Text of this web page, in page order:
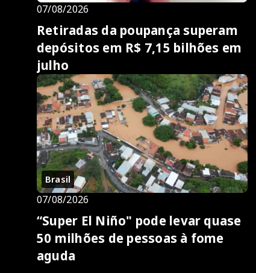
07/08/2026
Retiradas da poupança superam
depósitos em R$ 7,15 bilhões em
julho
Brasil
07/08/2026
“Super El Niño" pode levar quase
50 milhões de pessoas à fome
aguda